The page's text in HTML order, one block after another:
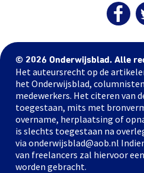
© 2026 Onderwijsblad. Alle
Het auteursrecht op de
het Onderwijsblad,
medewerkers. Het citeren van
toegestaan, mits met
overname, herplaatsing of
is slechts toegestaan na
via onderwijsblad@aob.nl
van freelancers zal hiervoor
worden gebracht.